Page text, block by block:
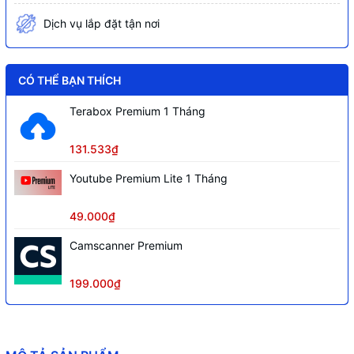
Dịch vụ lắp đặt tận nơi
CÓ THỂ BẠN THÍCH
Terabox Premium 1 Tháng
131.533₫
Youtube Premium Lite 1 Tháng
49.000₫
Camscanner Premium
199.000₫